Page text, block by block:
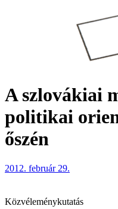
A szlovákiai
politikai
őszén
2012. február 29.
Közvéleménykutatás